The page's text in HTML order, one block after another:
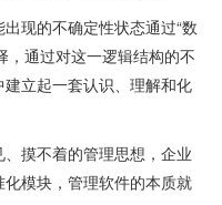
现的不确定性状态通过“数
，通过对这一逻辑结构的不
立起一套认识、理解和化
摸不着的管理思想，企业
模块，管理软件的本质就